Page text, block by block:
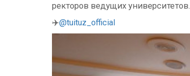
ректоров ведущих университетов.
✈️@tuituz_official